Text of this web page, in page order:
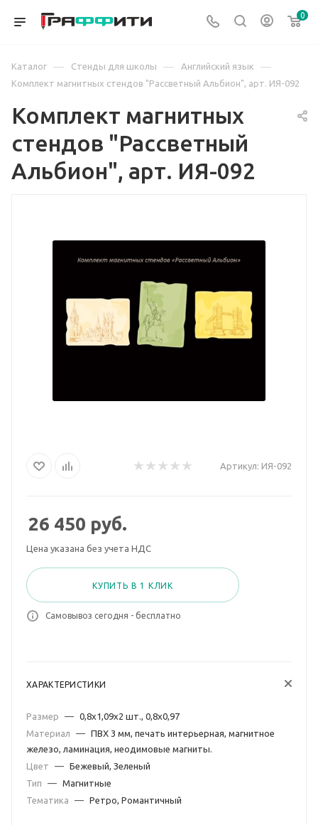
0
Каталог — Стенды для школы — Английский язык —
Комплект магнитных стендов "Рассветный Альбион", арт. ИЯ-092
Комплект магнитных
стендов "Рассветный
Альбион", арт. ИЯ-092
Артикул: ИЯ-092
26 450 руб.
Цена указана без учета НДС
КУПИТЬ В 1 КЛИК
Самовывоз сегодня - бесплатно
ХАРАКТЕРИСТИКИ
Размер — 0,8х1,09х2 шт., 0,8х0,97
Материал
— ПВХ 3 мм, печать интерьерная, магнитное
железо, ламинация, неодимовые магниты.
Цвет
— Бежевый, Зеленый
Тип
— Магнитные
Тематика
— Ретро, Романтичный